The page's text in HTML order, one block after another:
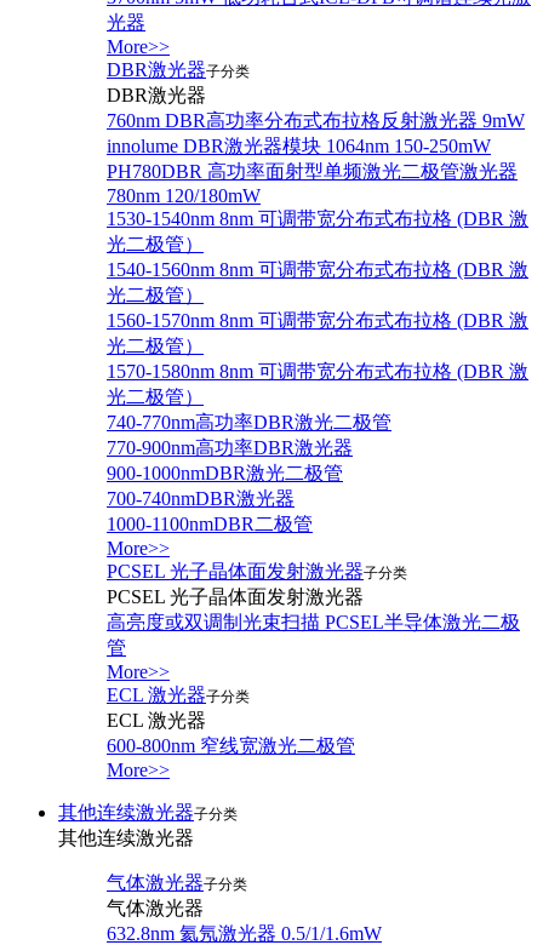
光器
More>>
DBR激光器子分类
DBR激光器
760nm DBR高功率分布式布拉格反射激光器 9mW
innolume DBR激光器模块 1064nm 150-250mW
PH780DBR 高功率面射型单频激光二极管激光器
780nm 120/180mW
1530-1540nm 8nm 可调带宽分布式布拉格 (DBR 激
光二极管）
1540-1560nm 8nm 可调带宽分布式布拉格 (DBR 激
光二极管）
1560-1570nm 8nm 可调带宽分布式布拉格 (DBR 激
光二极管）
1570-1580nm 8nm 可调带宽分布式布拉格 (DBR 激
光二极管）
740-770nm高功率DBR激光二极管
770-900nm高功率DBR激光器
900-1000nmDBR激光二极管
700-740nmDBR激光器
1000-1100nmDBR二极管
More>>
PCSEL 光子晶体面发射激光器子分类
PCSEL 光子晶体面发射激光器
高亮度或双调制光束扫描 PCSEL半导体激光二极
管
More>>
ECL 激光器子分类
ECL 激光器
600-800nm 窄线宽激光二极管
More>>
其他连续激光器子分类
其他连续激光器
气体激光器子分类
气体激光器
632.8nm 氦氖激光器 0.5/1/1.6mW